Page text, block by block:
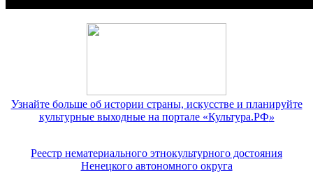
Узнайте больше об истории страны, искусстве и планируйте
культурные выходные на портале «Культура.РФ»
Реестр нематериального этнокультурного достояния
Ненецкого автономного округа